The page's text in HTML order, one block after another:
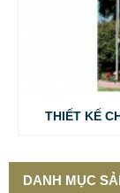
THIẾT KẾ
DANH MỤC